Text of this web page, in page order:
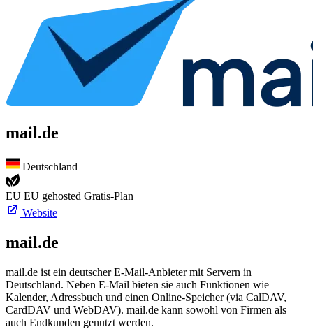
mail.de
Deutschland
EU EU gehosted Gratis-Plan
Website
mail.de
mail.de ist ein deutscher E-Mail-Anbieter mit Servern in
Deutschland. Neben E-Mail bieten sie auch Funktionen wie
Kalender, Adressbuch und einen Online-Speicher (via CalDAV,
CardDAV und WebDAV). mail.de kann sowohl von Firmen als
auch Endkunden genutzt werden.